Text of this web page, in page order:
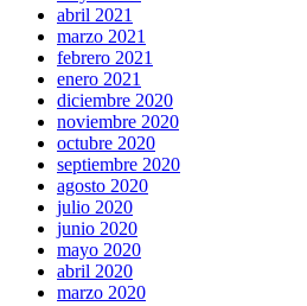
abril 2021
marzo 2021
febrero 2021
enero 2021
diciembre 2020
noviembre 2020
octubre 2020
septiembre 2020
agosto 2020
julio 2020
junio 2020
mayo 2020
abril 2020
marzo 2020